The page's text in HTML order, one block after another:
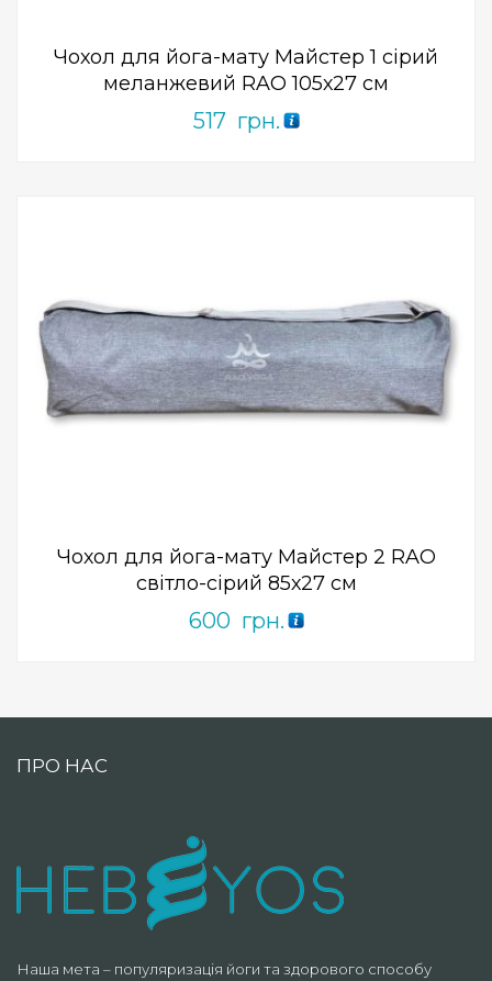
Чохол для йога-мату Майстер 1 сірий
меланжевий RAO 105х27 см
517 грн.
Чохол для йога-мату Майстер 2 RAO
світло-сірий 85х27 см
600 грн.
ПРИДБАТИ
Add to Wishlist
ПРО НАС
Наша мета – популяризація йоги та здорового способу